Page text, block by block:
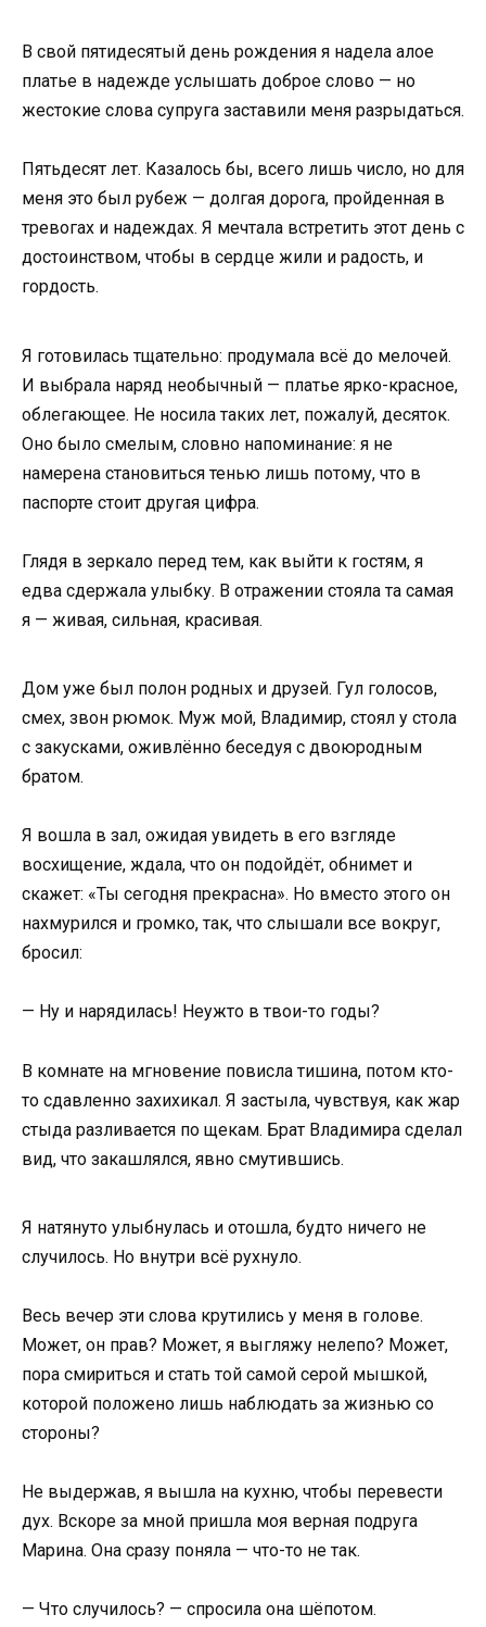
В свой пятидесятый день рождения я надела алое
платье в надежде услышать доброе слово — но
жестокие слова супруга заставили меня разрыдаться.
Пятьдесят лет. Казалось бы, всего лишь число, но для
меня это был рубеж — долгая дорога, пройденная в
тревогах и надеждах. Я мечтала встретить этот день с
достоинством, чтобы в сердце жили и радость, и
гордость.
Я готовилась тщательно: продумала всё до мелочей.
И выбрала наряд необычный — платье ярко-красное,
облегающее. Не носила таких лет, пожалуй, десяток.
Оно было смелым, словно напоминание: я не
намерена становиться тенью лишь потому, что в
паспорте стоит другая цифра.
Глядя в зеркало перед тем, как выйти к гостям, я
едва сдержала улыбку. В отражении стояла та самая
я — живая, сильная, красивая.
Дом уже был полон родных и друзей. Гул голосов,
смех, звон рюмок. Муж мой, Владимир, стоял у стола
с закусками, оживлённо беседуя с двоюродным
братом.
Я вошла в зал, ожидая увидеть в его взгляде
восхищение, ждала, что он подойдёт, обнимет и
скажет: «Ты сегодня прекрасна». Но вместо этого он
нахмурился и громко, так, что слышали все вокруг,
бросил:
— Ну и нарядилась! Неужто в твои-то годы?
В комнате на мгновение повисла тишина, потом кто-
то сдавленно захихикал. Я застыла, чувствуя, как жар
стыда разливается по щекам. Брат Владимира сделал
вид, что закашлялся, явно смутившись.
Я натянуто улыбнулась и отошла, будто ничего не
случилось. Но внутри всё рухнуло.
Весь вечер эти слова крутились у меня в голове.
Может, он прав? Может, я выгляжу нелепо? Может,
пора смириться и стать той самой серой мышкой,
которой положено лишь наблюдать за жизнью со
стороны?
Не выдержав, я вышла на кухню, чтобы перевести
дух. Вскоре за мной пришла моя верная подруга
Марина. Она сразу поняла — что-то не так.
— Что случилось? — спросила она шёпотом.